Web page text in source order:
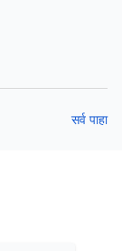
सर्व पाहा